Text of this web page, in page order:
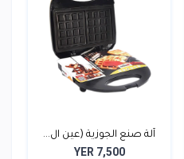
آلة صنع الجوزية (عين ال...
YER 7,500